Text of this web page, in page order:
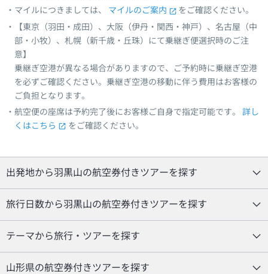
マイルにつきましては、
マイルのご案内
をご確認ください。
【東京（羽田・成田）、大阪（伊丹・関西・神戸）、名古屋（中
部・小牧）、札幌（新千歳・丘珠）にて乗継ぎ便選択時のご注
意】
乗継ぎ空港が異なる場合がありますので、ご予約時に乗継ぎ空港
を必ずご確認ください。乗継ぎ空港の移動に伴う費用はお客様の
ご負担となります。
航空便の座席は予約完了後にお客様ご自身で指定可能です。
詳し
くはこちら
をご確認ください。
出発地から羽黒山の航空券付きツアーを探す
旅行日数から羽黒山の航空券付きツアーを探す
テーマから旅行・ツアーを探す
山形県の航空券付きツアーを探す